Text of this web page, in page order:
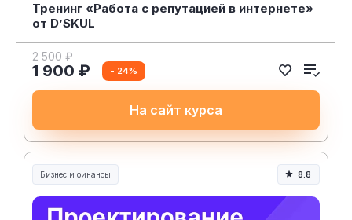
Тренинг «Работа с репутацией в интернете»
от D’SKUL
2 500 ₽
1 900 ₽ - 24%
На сайт курса
Бизнес и финансы 8.8